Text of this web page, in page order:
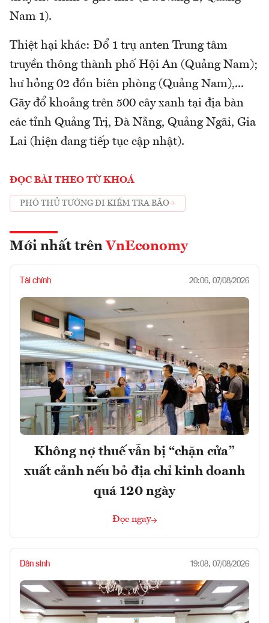
Nam 1).
Thiệt hại khác: Đổ 1 trụ anten Trung tâm
truyền thông thành phố Hội An (Quảng Nam);
hư hỏng 02 đồn biên phòng (Quảng Nam),...
Gãy đổ khoảng trên 500 cây xanh tại địa bàn
các tỉnh Quảng Trị, Đà Nẵng, Quảng Ngãi, Gia
Lai (hiện đang tiếp tục cập nhật).
ĐỌC BÀI THEO TỪ KHOÁ
PHÓ THỦ TƯỚNG ĐI KIỂM TRA BÃO
Mới nhất trên VnEconomy
Tài chính 20:06, 07/08/2026
Không nợ thuế vẫn bị “chặn cửa”
xuất cảnh nếu bỏ địa chỉ kinh doanh
quá 120 ngày
Đọc ngay
Dân sinh 19:08, 07/08/2026